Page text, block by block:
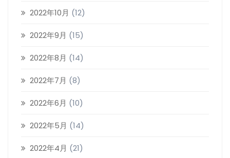
2022年10月 (12)
2022年9月 (15)
2022年8月 (14)
2022年7月 (8)
2022年6月 (10)
2022年5月 (14)
2022年4月 (21)